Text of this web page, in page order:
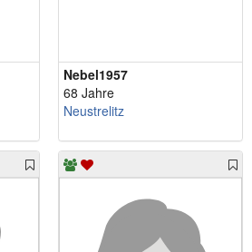
Nebel1957
68 Jahre
Neustrelitz